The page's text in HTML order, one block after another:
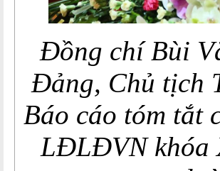
Đồng chí Bùi
Đảng, Chủ tịch
Báo cáo tóm tắt
LĐLĐVN khóa